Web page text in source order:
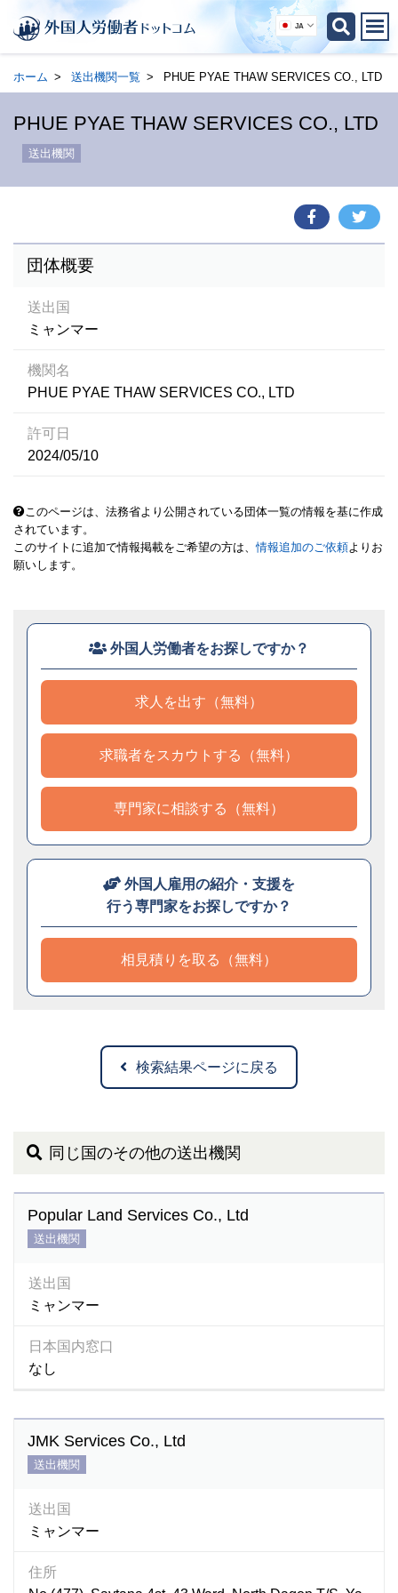
JA
ホーム 送出機関一覧 PHUE PYAE THAW SERVICES CO., LTD
PHUE PYAE THAW SERVICES CO., LTD
送出機関
団体概要
送出国
ミャンマー
機関名
PHUE PYAE THAW SERVICES CO., LTD
許可日
2024/05/10
このページは、法務省より公開されている団体一覧の情報を基に作成
されています。
このサイトに追加で情報掲載をご希望の方は、情報追加のご依頼よりお
願いします。
外国人労働者をお探しですか？
求人を出す（無料）
求職者をスカウトする（無料）
専門家に相談する（無料）
外国人雇用の紹介・支援を
行う専門家をお探しですか？
相見積りを取る（無料）
検索結果ページに戻る
同じ国のその他の送出機関
Popular Land Services Co., Ltd
送出機関
送出国
ミャンマー
日本国内窓口
なし
JMK Services Co., Ltd
送出機関
送出国
ミャンマー
住所